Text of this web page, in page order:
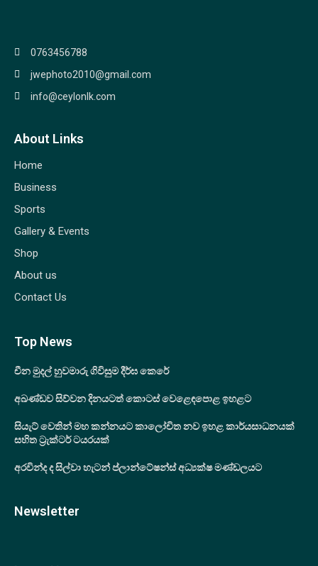
0763456788
jwephoto2010@gmail.com
info@ceylonlk.com
About Links
Home
Business
Sports
Gallery & Events
Shop
About us
Contact Us
Top News
චීන මුදල් හුවමාරු ගිවිසුම දීර්ඝ කෙරේ
අඛණ්ඩව සිව්වන දිනයටත් කොටස් වෙළෙඳපොළ ඉහළට
සියැට් වෙතින් මහ කන්නයට කාලෝචිත නව ඉහළ කාර්යසාධනයක්
සහිත ට්‍රැක්ටර් ටයරයක්
අරවින්ද ද සිල්වා හැටන් ප්ලාන්ටේෂන්ස් අධ්‍යක්ෂ මණ්ඩලයට
Newsletter